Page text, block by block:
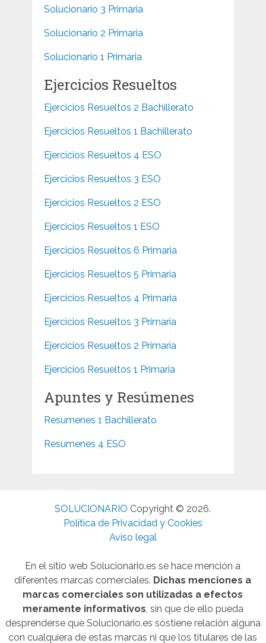
Solucionario 3 Primaria
Solucionario 2 Primaria
Solucionario 1 Primaria
Ejercicios Resueltos
Ejercicios Resueltos 2 Bachillerato
Ejercicios Resueltos 1 Bachillerato
Ejercicios Resueltos 4 ESO
Ejercicios Resueltos 3 ESO
Ejercicios Resueltos 2 ESO
Ejercicios Resueltos 1 ESO
Ejercicios Resueltos 6 Primaria
Ejercicios Resueltos 5 Primaria
Ejercicios Resueltos 4 Primaria
Ejercicios Resueltos 3 Primaria
Ejercicios Resueltos 2 Primaria
Ejercicios Resueltos 1 Primaria
Apuntes y Resúmenes
Resumenes 1 Bachillerato
Resumenes 4 ESO
SOLUCIONARIO Copyright © 2026.
Política de Privacidad y Cookies
Aviso legal
En el sitio web Solucionario.es se hace mención a
diferentes marcas comerciales. Dichas menciones a
marcas comerciales son utilizadas a efectos
meramente informativos , sin que de ello pueda
desprenderse que Solucionario.es sostiene relación alguna
con cualquiera de estas marcas ni que los titulares de las